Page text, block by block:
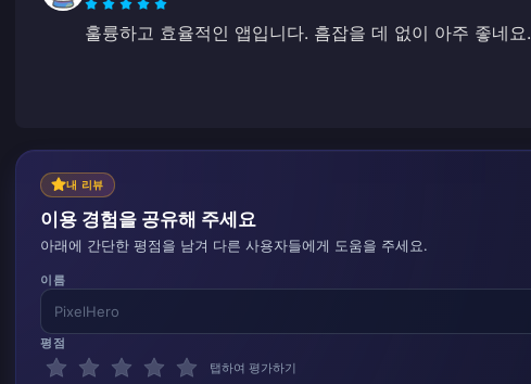
훌륭하고 효율적인 앱입니다. 흠잡을 데 없이 아주 좋네요.
내 리뷰
이용 경험을 공유해 주세요
아래에 간단한 평점을 남겨 다른 사용자들에게 도움을 주세요.
이름
평점
탭하여 평가하기